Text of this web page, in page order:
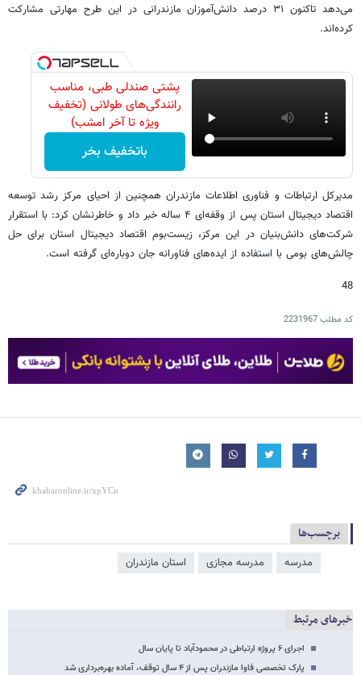
می‌دهد تاکنون ۳۱ درصد دانش‌آموزان مازندرانی در این طرح مهارتی مشارکت
کرده‌اند.
پشتی صندلی طبی، مناسب
رانندگی‌های طولانی (تخفیف
ویژه تا آخر امشب)
باتخفیف بخر
مدیرکل ارتباطات و فناوری اطلاعات مازندران همچنین از احیای مرکز رشد توسعه
اقتصاد دیجیتال استان پس از وقفه‌ای ۴ ساله خبر داد و خاطرنشان کرد: با استقرار
شرکت‌های دانش‌بنیان در این مرکز، زیست‌بوم اقتصاد دیجیتال استان برای حل
چالش‌های بومی با استفاده از ایده‌های فناورانه جان دوباره‌ای گرفته است.
48
کد مطلب2231967
برچسب‌ها
مدرسه مدرسه مجازی استان مازندران
خبرهای مرتبط
اجرای ۶ پروژه ارتباطی در محمودآباد تا پایان سال
پارک تخصصی فاوا مازندران پس از ۴ سال توقف، آماده بهره‌برداری شد